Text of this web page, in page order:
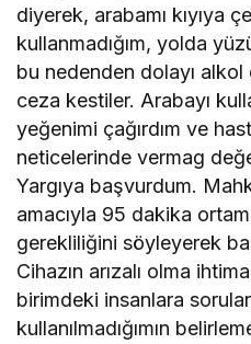
diyerek, arabamı kıyıya
kullanmadığım, yolda
bu nedenden dolayı alkol
ceza kestiler. Arabayı
yeğenimi çağırdım ve
neticelerinde vermag
Yargıya başvurdum.
amacıyla 95 dakika
gerekliliğini söyleyerek
Cihazın arızalı olma
birimdeki insanlara
kullanılmadığımın